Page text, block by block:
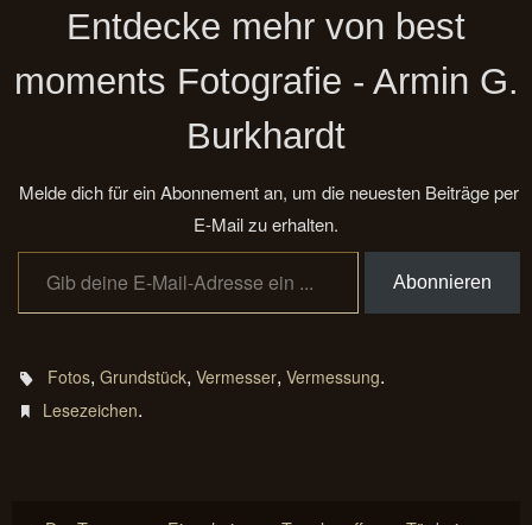
Entdecke mehr von best
moments Fotografie - Armin G.
Burkhardt
Melde dich für ein Abonnement an, um die neuesten Beiträge per
E-Mail zu erhalten.
Gib deine E-Mail-Adresse ein ...
Abonnieren
Fotos,Grundstück,Vermesser,Vermessung.
Lesezeichen.